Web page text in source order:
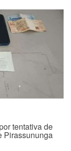
tentativa de
Pirassununga